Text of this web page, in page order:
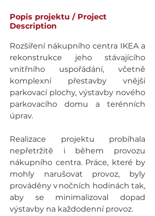
Popis projektu / Project
Description
Rozšíření nákupního centra IKEA a
rekonstrukce jeho stávajícího
vnitřního uspořádání, včetně
komplexní přestavby vnější
parkovací plochy, výstavby nového
parkovacího domu a terénních
úprav.
Realizace projektu probíhala
nepřetržitě i během provozu
nákupního centra. Práce, které by
mohly narušovat provoz, byly
prováděny v nočních hodinách tak,
aby se minimalizoval dopad
výstavby na každodenní provoz.